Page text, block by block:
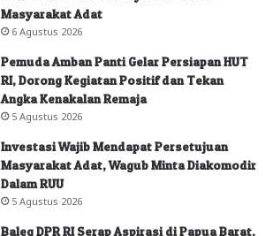
Masyarakat Adat
6 Agustus 2026
Pemuda Amban Panti Gelar Persiapan HUT
RI, Dorong Kegiatan Positif dan Tekan
Angka Kenakalan Remaja
5 Agustus 2026
Investasi Wajib Mendapat Persetujuan
Masyarakat Adat, Wagub Minta Diakomodir
Dalam RUU
5 Agustus 2026
Baleg DPR RI Serap Aspirasi di Papua Barat,